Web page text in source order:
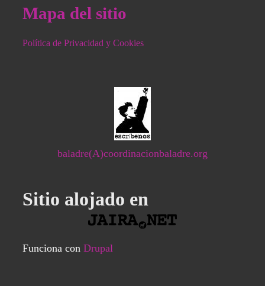
Mapa del sitio
Política de Privacidad y Cookies
baladre(A)coordinacionbaladre.org
Sitio alojado en
Funciona con Drupal